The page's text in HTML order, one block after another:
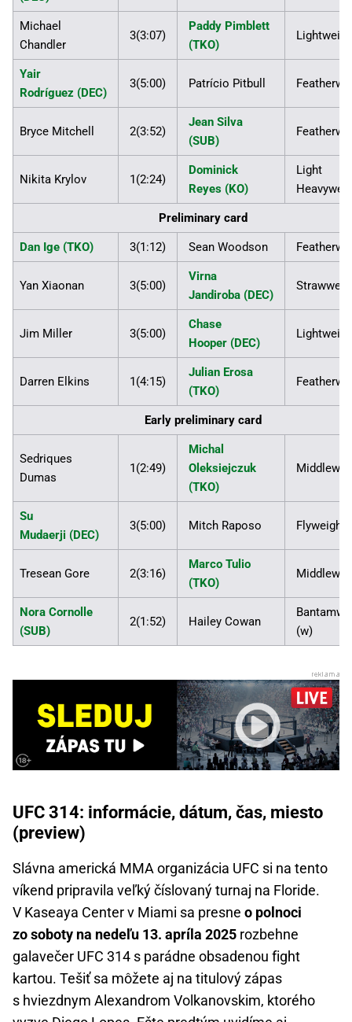
Michael
Chandler
3(3:07)
Paddy Pimblett
(TKO)
Yair
Rodríguez (DEC)
3(5:00) Patrício Pitbull
Bryce Mitchell 2(3:52)
Jean Silva
(SUB)
Nikita Krylov 1(2:24)
Dominick
Reyes (KO)
Light
Preliminary card
Dan Ige (TKO) 3(1:12) Sean Woodson
Yan Xiaonan 3(5:00)
Virna
Jandiroba (DEC)
Jim Miller 3(5:00)
Chase
Hooper (DEC)
Darren Elkins 1(4:15)
Julian Erosa
(TKO)
Early preliminary card
Sedriques
Dumas
1(2:49)
Michal
Oleksiejczuk
(TKO)
Su
Mudaerji (DEC)
3(5:00) Mitch Raposo Flyweight
Tresean Gore 2(3:16)
Marco Tulio
(TKO)
Nora Cornolle
(SUB)
2(1:52) Hailey Cowan
(w)
UFC 314: informácie, dátum, čas, miesto
(preview)
Slávna americká MMA organizácia UFC si na tento
víkend pripravila veľký číslovaný turnaj na Floride.
V Kaseaya Center v Miami sa presne o polnoci
zo soboty na nedeľu 13. apríla 2025 rozbehne
galavečer UFC 314 s parádne obsadenou fight
kartou. Tešiť sa môžete aj na titulový zápas
s hviezdnym Alexandrom Volkanovskim, ktorého